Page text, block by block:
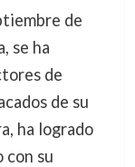
de
se ha
de
de su
ha logrado
con su